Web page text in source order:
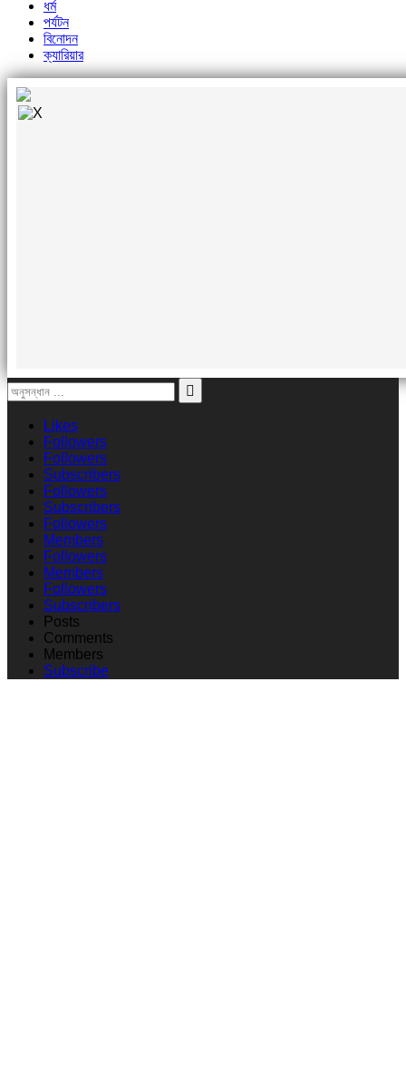
ধর্ম
পর্যটন
বিনোদন
ক্যারিয়ার
Likes
Followers
Followers
Subscribers
Followers
Subscribers
Followers
Members
Followers
Members
Followers
Subscribers
Posts
Comments
Members
Subscribe